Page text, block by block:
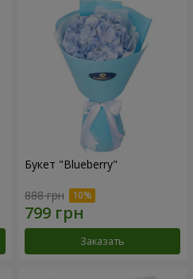
Букет "Blueberry"
888 грн
Заказать